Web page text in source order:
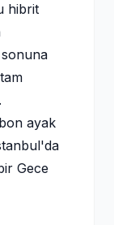
hibrit
sonuna
ayak
Gece